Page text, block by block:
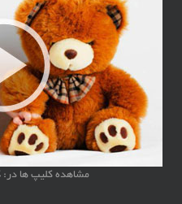
مشاهده کلیپ ها در: